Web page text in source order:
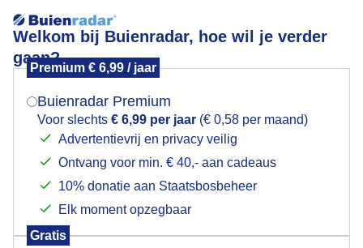
Welkom bij Buienradar, hoe wil je verder
gaan?
Premium € 6,99 / jaar
Buienradar Premium
Voor slechts € 6,99 per jaar (€ 0,58 per maand)
Advertentievrij en privacy veilig
Ontvang voor min. € 40,- aan cadeaus
10% donatie aan Staatsbosbeheer
Elk moment opzegbaar
Gratis
Blauw met wat wolken vandaag
Mogen we je locatie gebruiken voor het
Indien je hier nog geen akkoord op hebt gegeven,
verschijnt er zo een pop-up uit je browser waarin
Is goed, toon de popup